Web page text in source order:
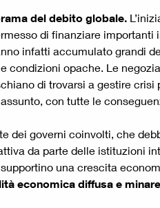
del debito globale.
di finanziare
infatti accumulato grandi
condizioni opache. Le
di trovarsi a gestire
con tutte le
dei governi coinvolti, che
da parte delle istituzioni
una crescita
economica diffusa e